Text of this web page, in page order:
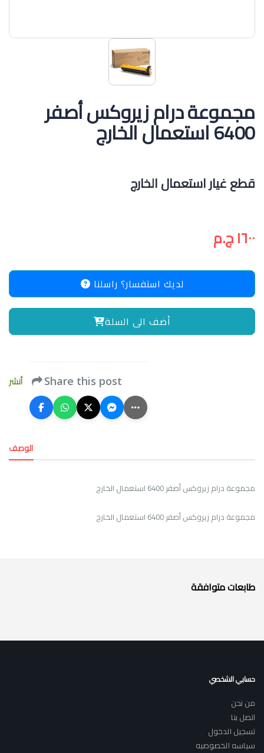
مجموعة درام زيروكس أصفر
6400 استعمال الخارج
قطع غيار استعمال الخارج
١٦٠٠ ج.م
لديك استفسار؟ راسلنا
أضف الى السلة
أنشر Share this post
الوصف
مجموعة درام زيروكس أصفر 6400 استعمال الخارج
مجموعة درام زيروكس أصفر 6400 استعمال الخارج
طابعات متوافقة
حسابي الشخصي
من نحن
اتصل بنا
تسجيل الدخول
سياسه الخصوصيه